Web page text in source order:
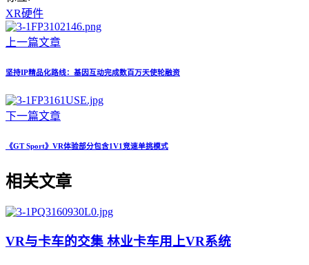
XR硬件
上一篇文章
坚持IP精品化路线：基因互动完成数百万天使轮融资
下一篇文章
《GT Sport》VR体验部分包含1V1竞速单挑模式
相关文章
VR与卡车的交集 林业卡车用上VR系统